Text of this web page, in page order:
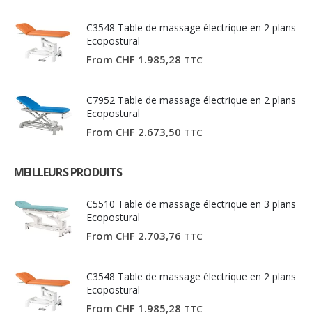
C3548 Table de massage électrique en 2 plans
Ecopostural
From CHF 1.985,28 TTC
C7952 Table de massage électrique en 2 plans
Ecopostural
From CHF 2.673,50 TTC
MEILLEURS PRODUITS
C5510 Table de massage électrique en 3 plans
Ecopostural
From CHF 2.703,76 TTC
C3548 Table de massage électrique en 2 plans
Ecopostural
From CHF 1.985,28 TTC